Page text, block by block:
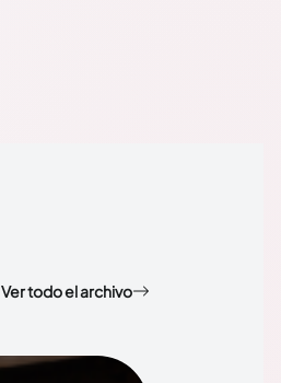
Ver todo el archivo